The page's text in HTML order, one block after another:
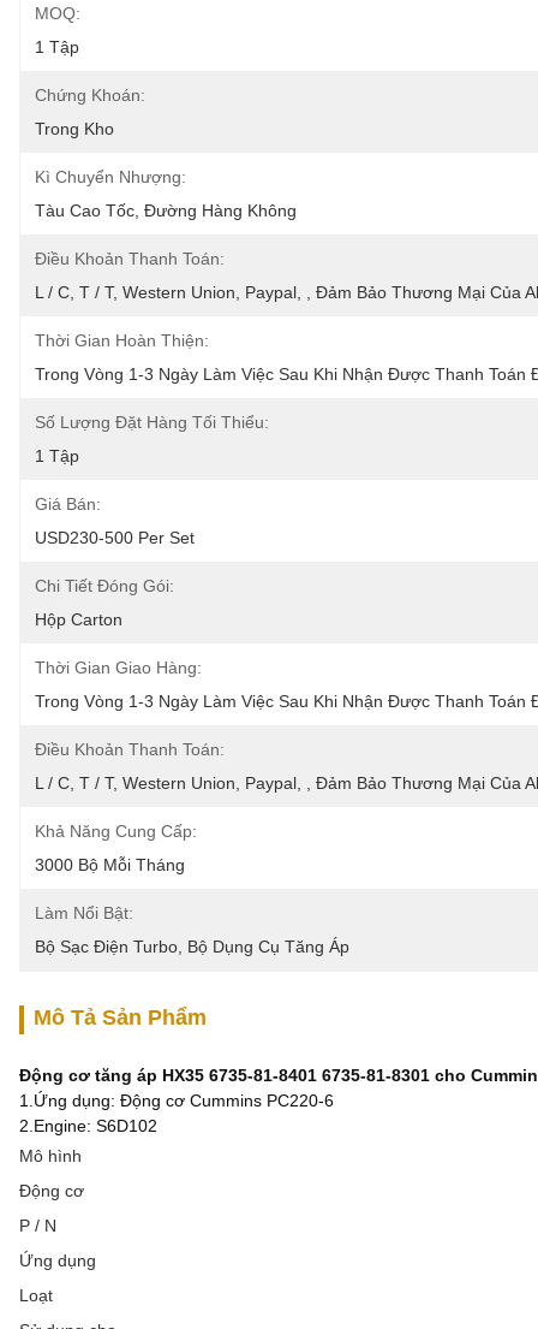
MOQ:
1 Tập
Chứng Khoán:
Trong Kho
Kì Chuyển Nhượng:
Tàu Cao Tốc, Đường Hàng Không
Điều Khoản Thanh Toán:
L / C, T / T, Western Union, Paypal, , Đảm Bảo Thương Mại Của
Thời Gian Hoàn Thiện:
Trong Vòng 1-3 Ngày Làm Việc Sau Khi Nhận Được Thanh
Số Lượng Đặt Hàng Tối Thiểu:
1 Tập
Giá Bán:
USD230-500 Per Set
Chi Tiết Đóng Gói:
Hộp Carton
Thời Gian Giao Hàng:
Trong Vòng 1-3 Ngày Làm Việc Sau Khi Nhận Được Thanh
Điều Khoản Thanh Toán:
L / C, T / T, Western Union, Paypal, , Đảm Bảo Thương Mại Của
Khả Năng Cung Cấp:
3000 Bộ Mỗi Tháng
Làm Nổi Bật:
Bộ Sạc Điện Turbo Bộ Dụng Cụ Tăng Áp
Mô Tả Sản Phẩm
Động cơ tăng áp HX35 6735-81-8401 6735-81-8301 cho
1.Ứng dụng: Động cơ Cummins PC220-6
2.Engine: S6D102
Mô hình
Động cơ
P / N
Ứng dụng
Loạt